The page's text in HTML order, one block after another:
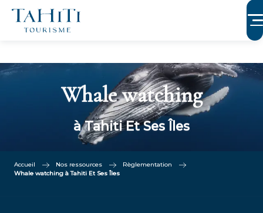
Aller
contenu
Whale watching
à Tahiti Et Ses Îles
Accueil Nos ressources
Règlementation
Whale watching à Tahiti Et Ses Îles